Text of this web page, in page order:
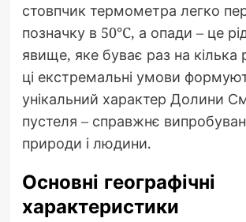
стовпчик термометра легко
позначку в 50°C, а опади – це
явище, яке буває раз на кілька
ці екстремальні умови
унікальний характер Долини
пустеля – справжнє
природи і людини.
Основні географічні
характеристики